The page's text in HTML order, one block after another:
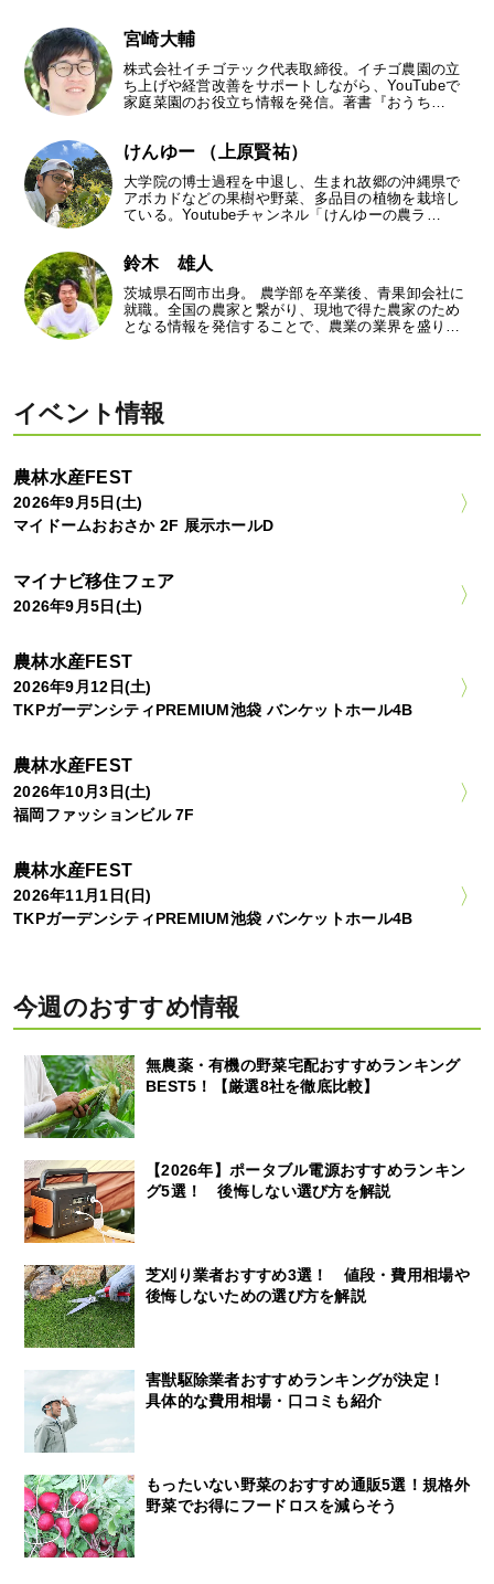
宮崎大輔
株式会社イチゴテック代表取締役。イチゴ農園の立
ち上げや経営改善をサポートしながら、YouTubeで
家庭菜園のお役立ち情報を発信。著書『おうち…
けんゆー （上原賢祐）
大学院の博士過程を中退し、生まれ故郷の沖縄県で
アボカドなどの果樹や野菜、多品目の植物を栽培し
ている。Youtubeチャンネル「けんゆーの農ラ…
鈴木 雄人
茨城県石岡市出身。 農学部を卒業後、青果卸会社に
就職。全国の農家と繋がり、現地で得た農家のため
となる情報を発信することで、農業の業界を盛り…
イベント情報
農林水産FEST
2026年9月5日(土)
マイドームおおさか 2F 展示ホールD
マイナビ移住フェア
2026年9月5日(土)
農林水産FEST
2026年9月12日(土)
TKPガーデンシティPREMIUM池袋 バンケットホール4B
農林水産FEST
2026年10月3日(土)
福岡ファッションビル 7F
農林水産FEST
2026年11月1日(日)
TKPガーデンシティPREMIUM池袋 バンケットホール4B
今週のおすすめ情報
無農薬・有機の野菜宅配おすすめランキング
BEST5！【厳選8社を徹底比較】
【2026年】ポータブル電源おすすめランキン
グ5選！ 後悔しない選び方を解説
芝刈り業者おすすめ3選！ 値段・費用相場や
後悔しないための選び方を解説
害獣駆除業者おすすめランキングが決定！
具体的な費用相場・口コミも紹介
もったいない野菜のおすすめ通販5選！規格外
野菜でお得にフードロスを減らそう